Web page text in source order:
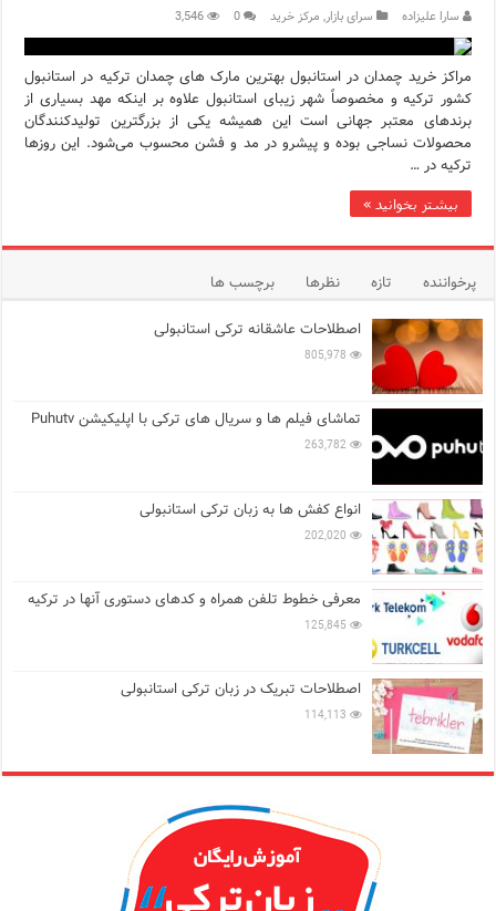
ویژگی‌های منفی شخصیت در زبان ترکی استانبولی
ویژگی‌های مثبت شخصیت در زبان ترکی استانبولی
موزه افسانه‌های کارتال استانبول؛ سفری به دنیای قصه‌ها در
موزه ساعت کاخ توپکاپی استانبول
اجاره خانه در استانبول چگونه است؟ راهنمای کامل در سال 2026
سارا علیزاده سرای بازار, مرکز خرید 0
3,546
مراکز خرید چمدان در استانبول بهترین مارک‌ های چمدان ترکیه در استانبول
کشور ترکیه و مخصوصاً شهر زیبای استانبول علاوه بر اینکه مهد بسیاری از
برندهای معتبر جهانی است این همیشه یکی از بزرگترین تولیدکنندگان
محصولات نساجی بوده و پیشرو در مد و فشن محسوب می‌شود. این روزها
ترکیه در …
بیشتر بخوانید »
پرخواننده تازه نظرها
برچسب ها
اصطلاحات عاشقانه ترکی استانبولی
805,978
تماشای فیلم ها و سریال های ترکی با اپلیکیشن Puhutv
263,782
انواع کفش ها به زبان ترکی استانبولی
202,020
معرفی خطوط تلفن همراه و کدهای دستوری آنها در ترکیه
125,845
اصطلاحات تبریک در زبان ترکی استانبولی
114,113